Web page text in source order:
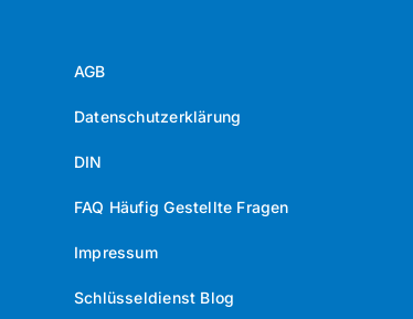
AGB
Datenschutzerklärung
DIN
FAQ Häufig Gestellte Fragen
Impressum
Schlüsseldienst Blog